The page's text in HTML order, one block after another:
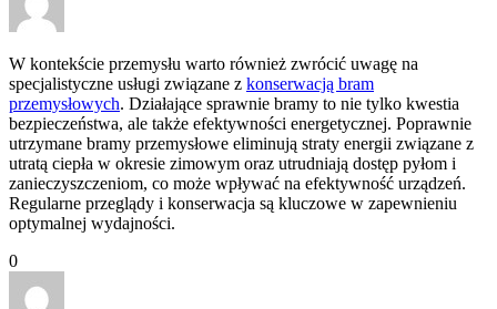
W kontekście przemysłu warto również zwrócić uwagę na
specjalistyczne usługi związane z konserwacją bram
przemysłowych. Działające sprawnie bramy to nie tylko kwestia
bezpieczeństwa, ale także efektywności energetycznej. Poprawnie
utrzymane bramy przemysłowe eliminują straty energii związane z
utratą ciepła w okresie zimowym oraz utrudniają dostęp pyłom i
zanieczyszczeniom, co może wpływać na efektywność urządzeń.
Regularne przeglądy i konserwacja są kluczowe w zapewnieniu
optymalnej wydajności.
0